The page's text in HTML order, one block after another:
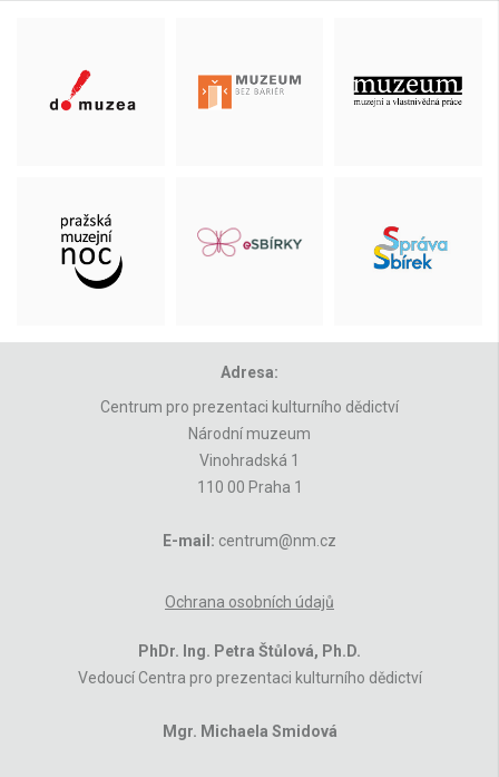
Adresa:
Centrum pro prezentaci kulturního dědictví
Národní muzeum
Vinohradská 1
110 00 Praha 1
E-mail: centrum@nm.cz
Ochrana osobních údajů
PhDr. Ing. Petra Štůlová, Ph.D.
Vedoucí Centra pro prezentaci kulturního dědictví
Mgr. Michaela Smidová